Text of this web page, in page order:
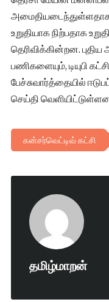
உறுதியாக நிற்பதாக
தெரிவிக்கின்றன.
பணிகளையும், டியுபி
பேச்சுவார்த்தையில்
செய்தி
கன்சர்வெட்டிவ் கட்சி
தமிழ்மாறன்